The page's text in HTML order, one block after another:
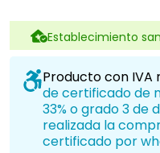
Establecimiento
Producto con IVA
de certificado de
33% o grado 3 de
realizada la
certificado por